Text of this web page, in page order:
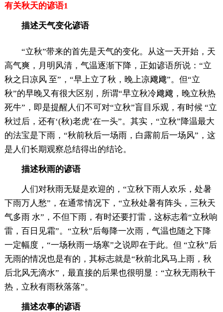
有关秋天的谚语1
描述天气变化谚语
“立秋”带来的首先是天气的变化。从这一天开始，天
高气爽，月明风清，气温逐渐下降，正如谚语所说：“立
秋之日凉风 至”，“早上立了秋，晚上凉飕飕”。但“立
秋”的早晚又有很大区别，所谓“早立秋冷飕飕，晚立秋热
死牛”，即是提醒人们不可对“立秋”盲目乐观，有时候 “立
秋过后，还有‘(秋)老虎’在一头”。其实，“立秋”降温最大
的法宝是下雨，“秋前秋后一场雨，白露前后一场风”，这
是人们长期观察总结得出的结论。
描述秋雨的谚语
人们对秋雨无疑是欢迎的，“立秋下雨人欢乐，处暑
下雨万人愁”，在通常情况下，“立秋处暑有阵头，三秋天
气多雨 水”，不但下雨，有时还要打雷，这标志着“立秋响
雷，百日见霜”。“立秋”后每降一次雨，气温也随之下降
一定幅度，“一场秋雨一场寒”之说即在于此。但 “立秋”后
无雨的情况也是有的，其标志就是“秋前北风马上雨，秋
后北风无滴水”，最直接的后果也很明显：“立秋无雨秋干
热，立秋有雨秋落落”。
描述农事的谚语